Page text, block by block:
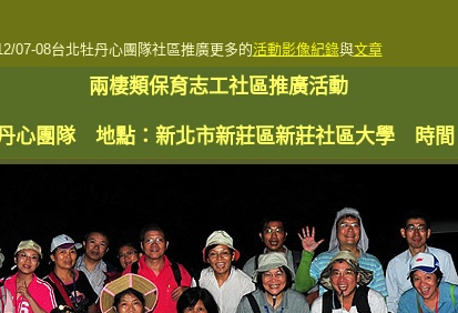
07-08台北牡丹心團隊社區推廣更多的活動影像紀錄與文章
兩棲類保育志工社區推廣活動
心團隊 地點：新北市新莊區新莊社區大學 時間